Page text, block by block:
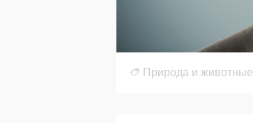
Природа и животные